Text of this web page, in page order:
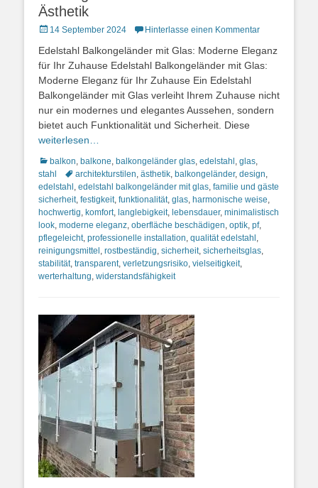
Ästhetik
Posted
14 September 2024 Hinterlasse einen Kommentar
Edelstahl Balkongeländer mit Glas: Moderne Eleganz
für Ihr Zuhause Edelstahl Balkongeländer mit Glas:
Moderne Eleganz für Ihr Zuhause Ein Edelstahl
Balkongeländer mit Glas verleiht Ihrem Zuhause nicht
nur ein modernes und elegantes Aussehen, sondern
bietet auch Funktionalität und Sicherheit. Diese
weiterlesen…
Kategorien
balkon, balkone, balkongeländer glas, edelstahl , glas,
stahl
Schlagworte
architekturstilen, ästhetik, balkongeländer, design,
edelstahl , edelstahl balkongeländer mit glas, familie und gäste
sicherheit, festigkeit, funktionalität, glas, harmonische weise,
hochwertig, komfort, langlebigkeit, lebensdauer, minimalistisch
look, moderne eleganz, oberfläche beschädigen, optik, pf,
pflegeleicht, professionelle installation, qualität edelstahl ,
reinigungsmittel , rostbeständig, sicherheit, sicherheitsglas,
stabilität, transparent, verletzungsrisiko, vielseitigkeit,
werterhaltung, widerstandsfähigkeit